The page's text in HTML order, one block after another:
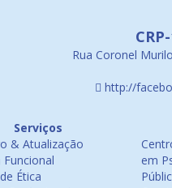
Rua Coronel
http://
Serviços
& Atualização
Funcional
Ética
em